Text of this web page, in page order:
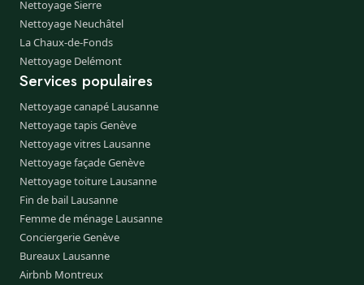
Nettoyage Sierre
Nettoyage Neuchâtel
La Chaux-de-Fonds
Nettoyage Delémont
Services populaires
Nettoyage canapé Lausanne
Nettoyage tapis Genève
Nettoyage vitres Lausanne
Nettoyage façade Genève
Nettoyage toiture Lausanne
Fin de bail Lausanne
Femme de ménage Lausanne
Conciergerie Genève
Bureaux Lausanne
Airbnb Montreux